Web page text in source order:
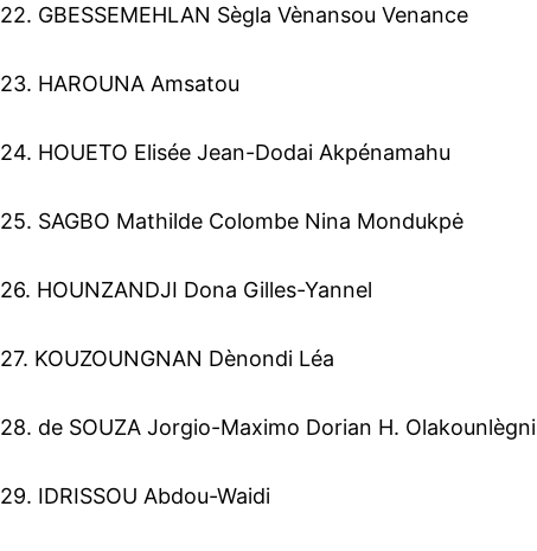
22. GBESSEMEHLAN Sègla Vènansou Venance
23. HAROUNA Amsatou
24. HOUETO Elisée Jean-Dodai Akpénamahu
25. SAGBO Mathilde Colombe Nina Mondukpė
26. HOUNZANDJI Dona Gilles-Yannel
27. KOUZOUNGNAN Dènondi Léa
28. de SOUZA Jorgio-Maximo Dorian H. Olakounlègni
29. IDRISSOU Abdou-Waidi